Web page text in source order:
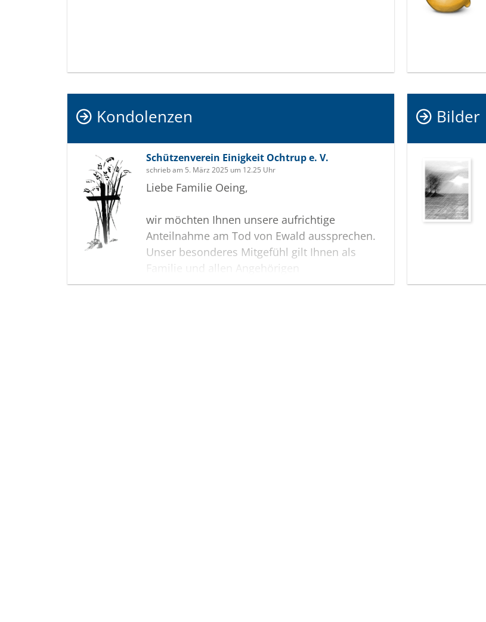
Kondolenzen
Schützenverein Einigkeit Ochtrup e. V.
schrieb am 5. März 2025 um 12.25 Uhr
Liebe Familie Oeing,
wir möchten Ihnen unsere aufrichtige
Anteilnahme am Tod von Ewald aussprechen.
Unser besonderes Mitgefühl gilt Ihnen als
Familie und allen Angehörigen
Bilder